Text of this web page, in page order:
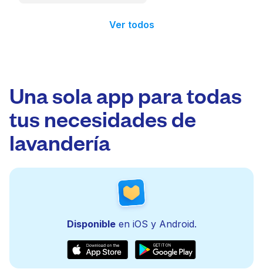
Ver todos
Una sola app para todas
tus necesidades de
lavandería
Disponibleen iOS y Android.